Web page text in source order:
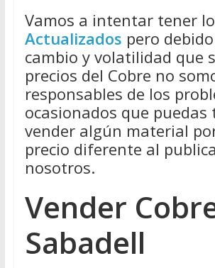
Vamos a intentar tener
Actualizados pero
cambio y volatilidad que
precios del Cobre no
responsables de los
ocasionados que puedas
vender algún material
precio diferente al
nosotros.
Vender
Sabadell